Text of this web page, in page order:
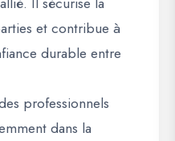
et contribue à
durable entre
professionnels
dans la